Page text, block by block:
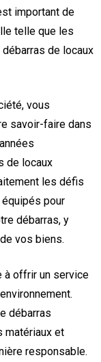
important de
telle que les
de locaux
vous
savoir-faire dans
de locaux
les défis
pour
débarras, y
vos biens.
à offrir un service
débarras
matériaux et
responsable.